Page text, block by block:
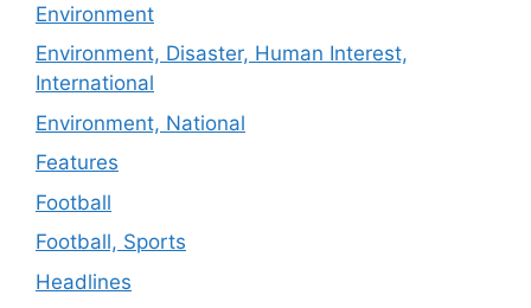
Environment
Environment, Disaster, Human Interest,
International
Environment, National
Features
Football
Football, Sports
Headlines